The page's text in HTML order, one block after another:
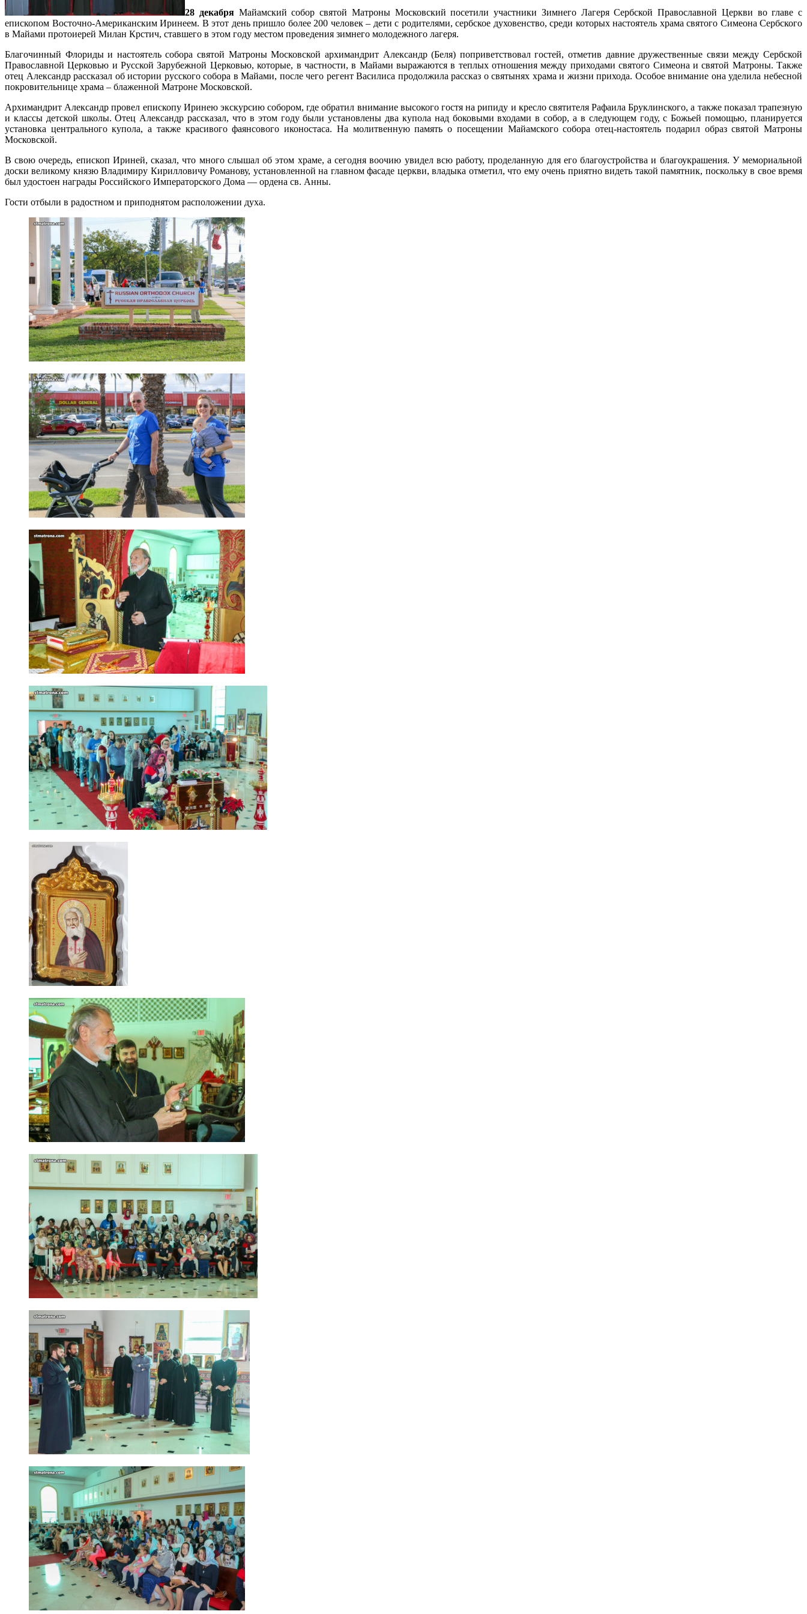
28 декабряМайамский собор святой Матроны Московский посетили участники Зимнего Лагеря Сербской Православной Церкви во главе с
епископом Восточно-Американским Иринеем. В этот день пришло более 200 человек – дети с родителями, сербское духовенство, среди которых настоятель храма святого Симеона Сербского
в Майами протоиерей Милан Крстич, ставшего в этом году местом проведения зимнего молодежного лагеря.
Благочинный Флориды и настоятель собора святой Матроны Московской архимандрит Александр (Беля) поприветствовал гостей, отметив давние дружественные связи между Сербской
Православной Церковью и Русской Зарубежной Церковью, которые, в частности, в Майами выражаются в теплых отношения между приходами святого Симеона и святой Матроны. Также
отец Александр рассказал об истории русского собора в Майами, после чего регент Василиса продолжила рассказ о святынях храма и жизни прихода. Особое внимание она уделила небесной
покровительнице храма – блаженной Матроне Московской.
Архимандрит Александр провел епископу Иринею экскурсию собором, где обратил внимание высокого гостя на рипиду и кресло святителя Рафаила Бруклинского, а также показал трапезную
и классы детской школы. Отец Александр рассказал, что в этом году были установлены два купола над боковыми входами в собор, а в следующем году, с Божьей помощью, планируется
установка центрального купола, а также красивого фаянсового иконостаса. На молитвенную память о посещении Майамского собора отец-настоятель подарил образ святой Матроны
Московской.
В свою очередь, епископ Ириней, сказал, что много слышал об этом храме, а сегодня воочию увидел всю работу, проделанную для его благоустройства и благоукрашения. У мемориальной
доски великому князю Владимиру Кирилловичу Романову, установленной на главном фасаде церкви, владыка отметил, что ему очень приятно видеть такой памятник, поскольку в свое время
был удостоен награды Российского Императорского Дома — ордена св. Анны.
Гости отбыли в радостном и приподнятом расположении духа.